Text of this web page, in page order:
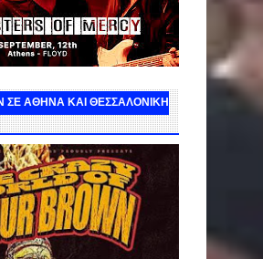
ΣΕ ΑΘΗΝΑ ΚΑΙ ΘΕΣΣΑΛΟΝΙΚΗ